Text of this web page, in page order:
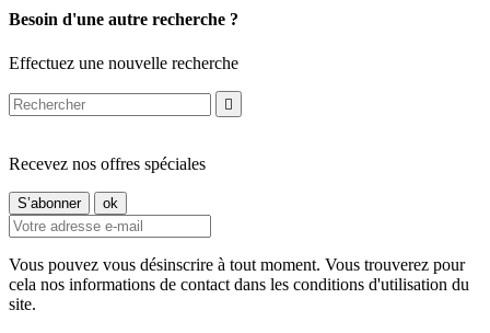
Besoin d'une autre recherche ?
Effectuez une nouvelle recherche

Recevez nos offres spéciales
Vous pouvez vous désinscrire à tout moment. Vous trouverez pour
cela nos informations de contact dans les conditions d'utilisation du
site.